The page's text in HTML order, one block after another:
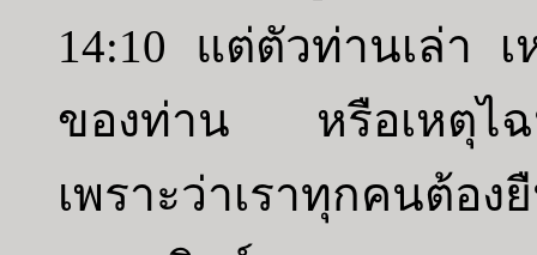
14:10 แต่ตัวท่านเล่า
ของท่าน หรือเหตุไฉ
เพราะว่าเราทุกคนต้อ